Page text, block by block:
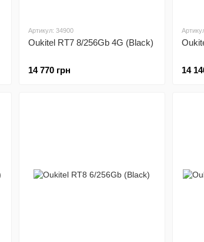
Артикул: 34900
Oukitel RT7 8/256Gb 4G (Black)
14 770 грн 14